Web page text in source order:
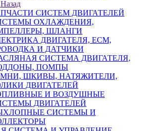
Назад
СИСТЕМ ДВИГАТЕЛЕЙ
ОХЛАЖДЕНИЯ,
ШЛАНГИ
ДВИГАТЕЛЯ, ECM,
И ДАТЧИКИ
СИСТЕМА ДВИГАТЕЛЯ,
ПОМПЫ
ШКИВЫ, НАТЯЖИТЕЛИ,
ДВИГАТЕЛЕЙ
И ВОЗДУШНЫЕ
ДВИГАТЕЛЕЙ
СИСТЕМЫ И